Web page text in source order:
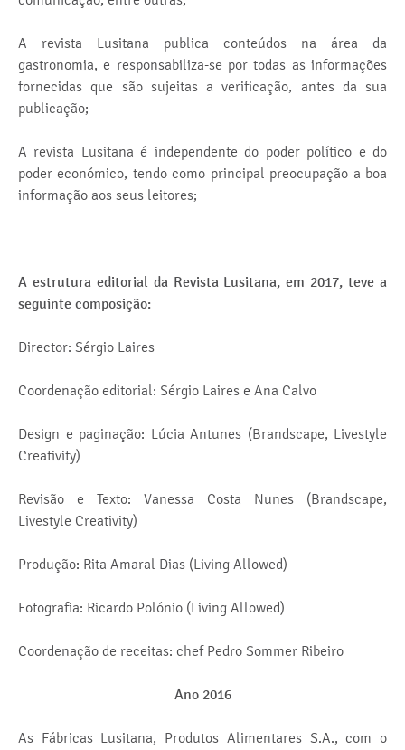
A revista Lusitana publica conteúdos na área da
gastronomia, e responsabiliza-se por todas as informações
fornecidas que são sujeitas a verificação, antes da sua
publicação;
A revista Lusitana é independente do poder político e do
poder económico, tendo como principal preocupação a boa
informação aos seus leitores;
A estrutura editorial da Revista Lusitana, em 2017, teve a
seguinte composição:
Director: Sérgio Laires
Coordenação editorial: Sérgio Laires e Ana Calvo
Design e paginação: Lúcia Antunes (Brandscape, Livestyle
Creativity)
Revisão e Texto: Vanessa Costa Nunes (Brandscape,
Livestyle Creativity)
Produção: Rita Amaral Dias (Living Allowed)
Fotografia: Ricardo Polónio (Living Allowed)
Coordenação de receitas: chef Pedro Sommer Ribeiro
Ano 2016
As Fábricas Lusitana, Produtos Alimentares S.A., com o